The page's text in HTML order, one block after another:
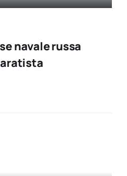
navale russa